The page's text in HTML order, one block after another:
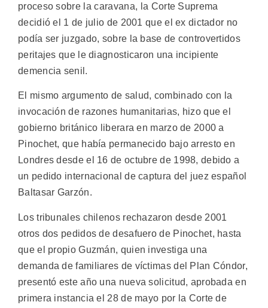
proceso sobre la caravana, la Corte Suprema
decidió el 1 de julio de 2001 que el ex dictador no
podía ser juzgado, sobre la base de controvertidos
peritajes que le diagnosticaron una incipiente
demencia senil.
El mismo argumento de salud, combinado con la
invocación de razones humanitarias, hizo que el
gobierno británico liberara en marzo de 2000 a
Pinochet, que había permanecido bajo arresto en
Londres desde el 16 de octubre de 1998, debido a
un pedido internacional de captura del juez español
Baltasar Garzón.
Los tribunales chilenos rechazaron desde 2001
otros dos pedidos de desafuero de Pinochet, hasta
que el propio Guzmán, quien investiga una
demanda de familiares de víctimas del Plan Cóndor,
presentó este año una nueva solicitud, aprobada en
primera instancia el 28 de mayo por la Corte de